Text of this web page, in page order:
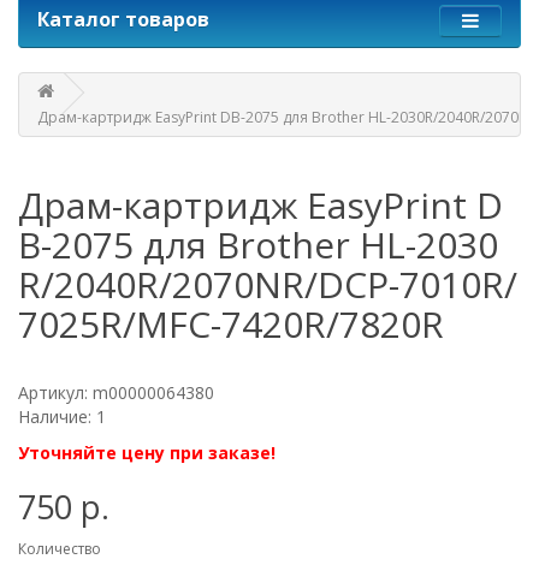
Каталог товаров
Драм-картридж EasyPrint DB-2075 для Brother HL-2030R/2040R/
Драм-картридж EasyPrint D
B-2075 для Brother HL-2030
R/2040R/2070NR/DCP-7010R/
7025R/MFC-7420R/7820R
Артикул: m00000064380
Наличие: 1
Уточняйте цену при заказе!
750 р.
Количество